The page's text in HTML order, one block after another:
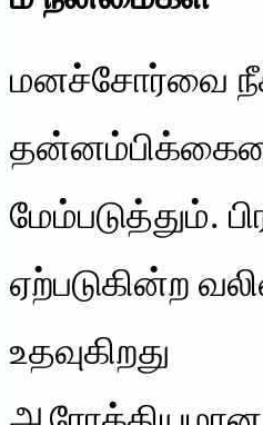
மனச்சோர்வை
மேம்படுத்தும்.
ஏற்படுகின்ற
உதவுகிறது